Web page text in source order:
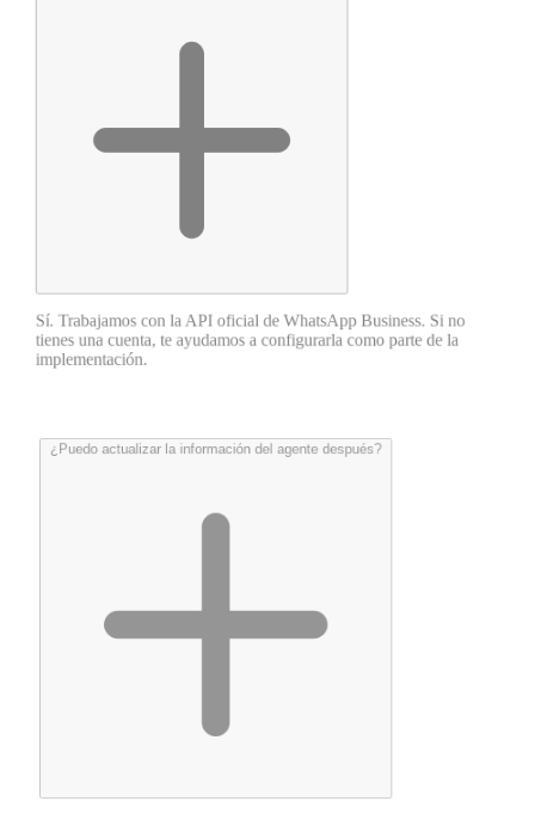
Sí. Trabajamos con la API oficial de WhatsApp Business. Si no
tienes una cuenta, te ayudamos a configurarla como parte de la
implementación.
¿Puedo actualizar la información del agente después?